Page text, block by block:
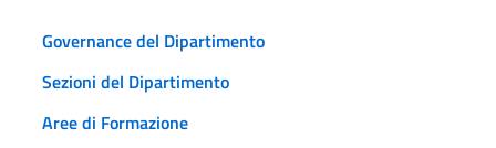
Governance del Dipartimento
Sezioni del Dipartimento
Aree di Formazione